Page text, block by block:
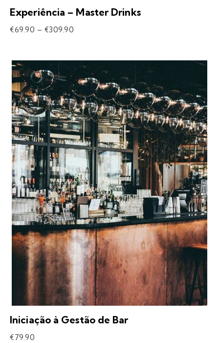
Experiência – Master Drinks
€69.90 – €309.90
Iniciação à Gestão de Bar
€79.90